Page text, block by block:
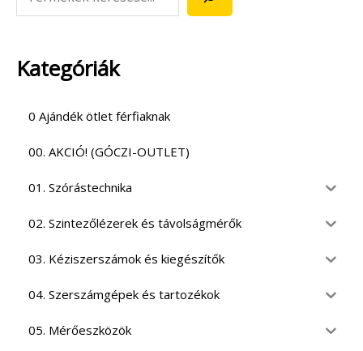
Kategóriák
0 Ajándék ötlet férfiaknak
00. AKCIÓ! (GÓCZI-OUTLET)
01. Szórástechnika
02. Szintezőlézerek és távolságmérők
03. Kéziszerszámok és kiegészítők
04. Szerszámgépek és tartozékok
05. Mérőeszközök